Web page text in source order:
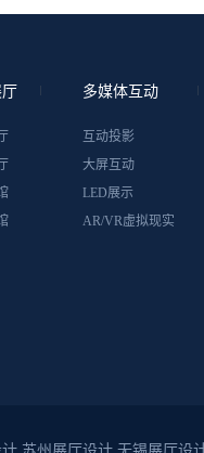
多媒体互动
互动投影
大屏互动
LED展示
AR/VR虚拟现实